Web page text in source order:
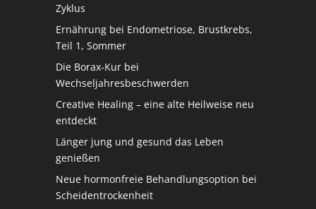
Zyklus
Ernährung bei Endometriose, Brustkrebs,
Teil 1, Sommer
Die Borax-Kur bei
Wechseljahresbeschwerden
Creative Healing – eine alte Heilweise neu
entdeckt
Länger jung und gesund das Leben
genießen
Neue hormonfreie Behandlungsoption bei
Scheidentrockenheit